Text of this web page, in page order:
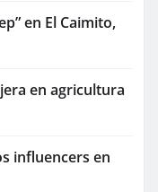
en El Caimito,
en agricultura
influencers en